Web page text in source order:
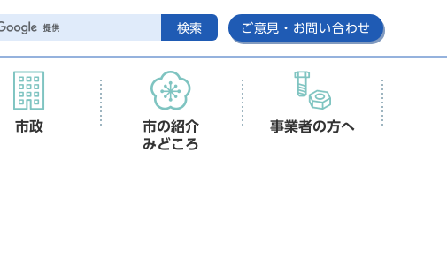
検索 ご意見・お問い合わせ
市政
市の紹介
みどころ
事業者の方へ